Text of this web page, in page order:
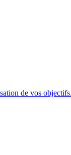
de vos